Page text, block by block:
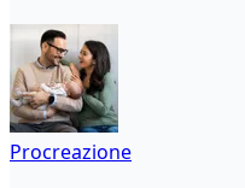
Procreazione